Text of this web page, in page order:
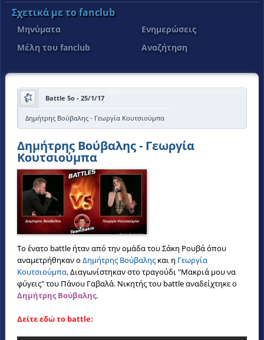
Σχετικά με το fanclub
Μηνύματα
Ενημερώσεις
Μέλη του fanclub
Αναζήτηση
Battle 5o - 25/1/17
Δημήτρης Βούβαλης - Γεωργία Κουτσιούμπα
Δημήτρης Βούβαλης - Γεωργία
Κουτσιούμπα
Το ένατο battle ήταν από την ομάδα του Σάκη Ρουβά όπου
αναμετρήθηκαν οΔημήτρης Βούβαλης και η Γεωργία
Κουτσιούμπα. Διαγωνίστηκαν στο τραγούδι "Μακριά μου να
φύγεις" του Πάνου Γαβαλά. Νικητής του battle αναδείχτηκε ο
Δημήτρης Βούβαλης.
Δείτε εδώ το battle: